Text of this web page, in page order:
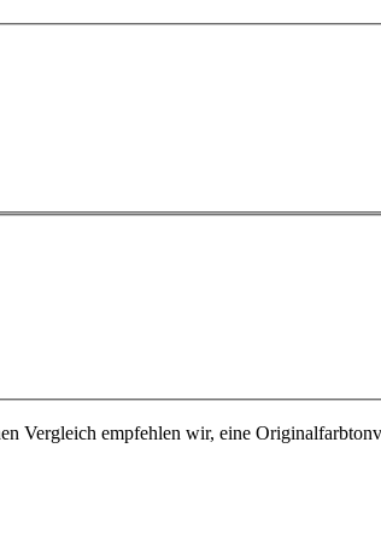
Vergleich empfehlen wir, eine